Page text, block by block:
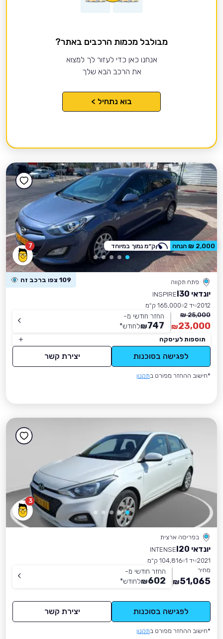
מבולבל מכמות הרכבים באתר?
אנחנו כאן כדי לעזור לך למצוא
את הרכב הבא שלך
בוא נתחיל >
7
פתח תקווה 109 צפו ברכב זה
יונדאי I30
INSPIRE
2012 יד 2
165,000 ק״מ
25,000 ₪
23,000
₪
החזר חודשי מ-
747
₪לחודש*
תוספות לעיסקה
לפגישה בסוכנות יצירת קשר
*חישוב ההחזר מפורט בתקנון
2,000 ₪ הנחה ק״מ נמוך במיוחד
3
בפריסה ארצית
יונדאי I20
INTENSE
2021 יד 1
104,816 ק״מ
מחיר
51,065
₪
החזר חודשי מ-
602
₪לחודש*
לפגישה בסוכנות יצירת קשר
*חישוב ההחזר מפורט בתקנון